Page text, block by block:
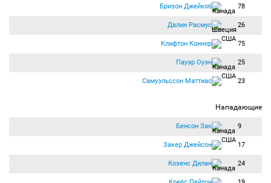
Бризон Джейкоб 78
Далин Расмус 26
Клифтон Коннор 75
Пауэр Оуэн 25
Самуэльссон Маттиас 23
Нападающие
Бенсон Зак 9
Закер Джейсон 17
Козенс Дилан 24